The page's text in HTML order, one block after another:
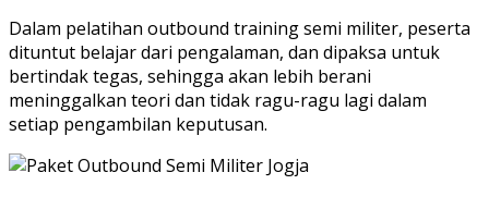
Dalam pelatihan outbound training semi militer, peserta
dituntut belajar dari pengalaman, dan dipaksa untuk
bertindak tegas, sehingga akan lebih berani
meninggalkan teori dan tidak ragu-ragu lagi dalam
setiap pengambilan keputusan.